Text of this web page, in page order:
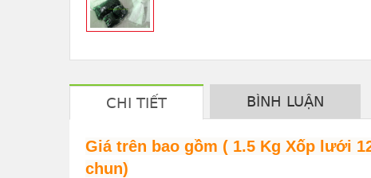
CHI TIẾT BÌNH LUẬN
Giá trên bao gồm ( 1.5 Kg Xốp lưới
chun)